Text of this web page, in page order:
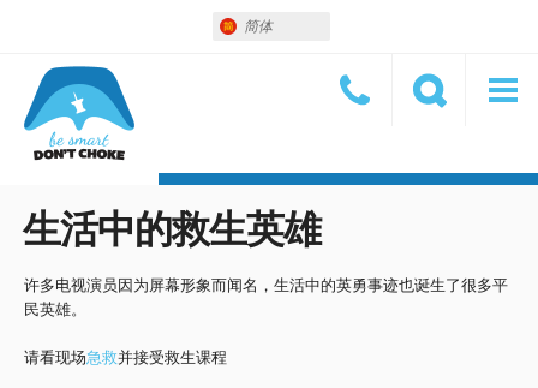
简体
生活中的救生英雄
许多电视演员因为屏幕形象而闻名，生活中的英勇事迹也诞生了很多平
民英雄。
请看现场急救并接受救生课程